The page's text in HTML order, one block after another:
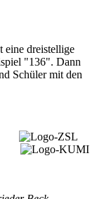
eine dreistellige
"136". Dann
Schüler mit den